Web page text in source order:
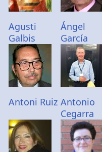
Agusti
Galbis
Ángel
García
Antoni Ruiz Antonio
Cegarra